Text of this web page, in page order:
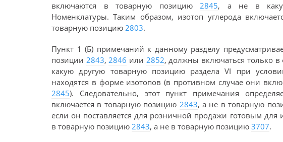
включаются в товарную позицию2845, а не в
Номенклатуры. Таким образом, изотоп углерода
товарную позицию 2803.
Пункт 1 (Б) примечаний к данному разделу
позиции 2843,2846 или 2852, должны включаться только
какую другую товарную позицию раздела VI при
находятся в форме изотопов (в противном случае они
2845). Следовательно, этот пункт примечания
включается в товарную позицию 2843, а не в товарную
если он поставляется для розничной продажи готовым для
в товарную позицию 2843, а не в товарную позицию 3707.